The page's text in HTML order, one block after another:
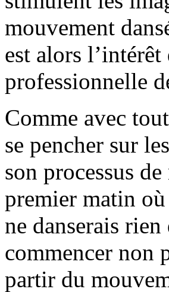
mouvement
est alors
professionnelle
Comme avec
se pencher sur
son processus
premier matin
ne danserais
commencer non
partir du